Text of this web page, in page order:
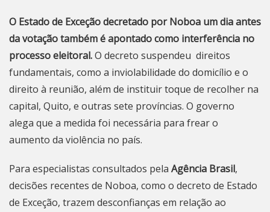
O Estado de Exceção decretado por Noboa um dia antes
da votação também é apontado como interferência no
processo eleitoral.O decreto suspendeu direitos
fundamentais, como a inviolabilidade do domicílio e o
direito à reunião, além de instituir toque de recolher na
capital, Quito, e outras sete províncias. O governo
alega que a medida foi necessária para frear o
aumento da violência no país.
Para especialistas consultados pela Agência Brasil,
decisões recentes de Noboa, como o decreto de Estado
de Exceção, trazem desconfianças em relação ao